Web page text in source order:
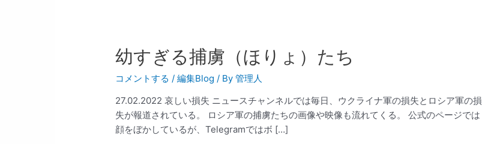
幼すぎる捕虜（ほりょ）たち
コメントする /編集Blog / By管理人
27.02.2022 哀しい損失 ニュースチャンネルでは毎日、ウクライナ軍の損失とロシア軍の損
失が報道されている。 ロシア軍の捕虜たちの画像や映像も流れてくる。 公式のページでは
顔をぼかしているが、Telegramではボ […]